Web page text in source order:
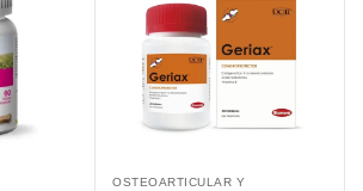
OSTEOARTICULAR Y